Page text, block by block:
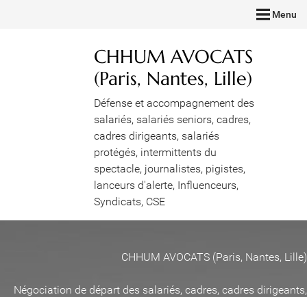
Menu
CHHUM AVOCATS
(Paris, Nantes, Lille)
Défense et accompagnement des
salariés, salariés seniors, cadres,
cadres dirigeants, salariés
protégés, intermittents du
spectacle, journalistes, pigistes,
lanceurs d'alerte, Influenceurs,
Syndicats, CSE
CHHUM AVOCATS (Paris, Nantes, Lille)
Négociation de départ des salariés, cadres, cadres dirigeants,